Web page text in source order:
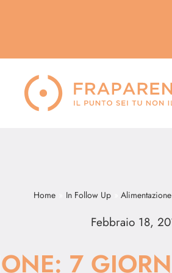
Home In Follow Up
Febbraio 18,
7